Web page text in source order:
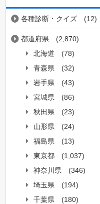
各種診断・クイズ (12)
都道府県
(2,870)
北海道
(78)
青森県
(32)
岩手県
(43)
宮城県
(86)
秋田県
(23)
山形県
(24)
福島県
(13)
東京都
(1,037)
神奈川県
(346)
埼玉県
(194)
千葉県
(180)